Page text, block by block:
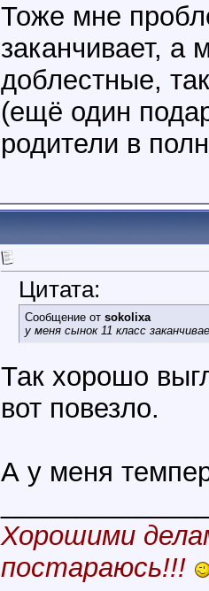
Тоже мне
заканчивает, а
доблестные,
(ещё один
родители в
Цитата:
Сообщение от sokolixa
у меня сынок 11 класс
Так хорошо
вот повезло.
А у меня
Хорошими
постараюсь!!!